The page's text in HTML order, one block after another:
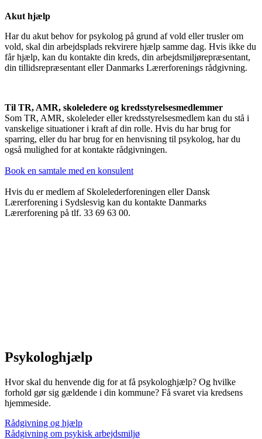
Akut hjælp
Har du akut behov for psykolog på grund af vold eller trusler om
vold, skal din arbejdsplads rekvirere hjælp samme dag. Hvis ikke du
får hjælp, kan du kontakte din kreds, din arbejdsmiljørepræsentant,
din tillidsrepræsentant eller Danmarks Lærerforenings rådgivning.
Til TR, AMR, skoleledere og kredsstyrelsesmedlemmer
Som TR, AMR, skoleleder eller kredsstyrelsesmedlem kan du stå i
vanskelige situationer i kraft af din rolle. Hvis du har brug for
sparring, eller du har brug for en henvisning til psykolog, har du
også mulighed for at kontakte rådgivningen.
Book en samtale med en konsulent
Hvis du er medlem af Skolelederforeningen eller Dansk
Lærerforening i Sydslesvig kan du kontakte Danmarks
Lærerforening på tlf. 33 69 63 00.
Psykologhjælp
Hvor skal du henvende dig for at få psykologhjælp? Og hvilke
forhold gør sig gældende i din kommune? Få svaret via kredsens
hjemmeside.
Rådgivning og hjælp
Rådgivning om psykisk arbejdsmiljø